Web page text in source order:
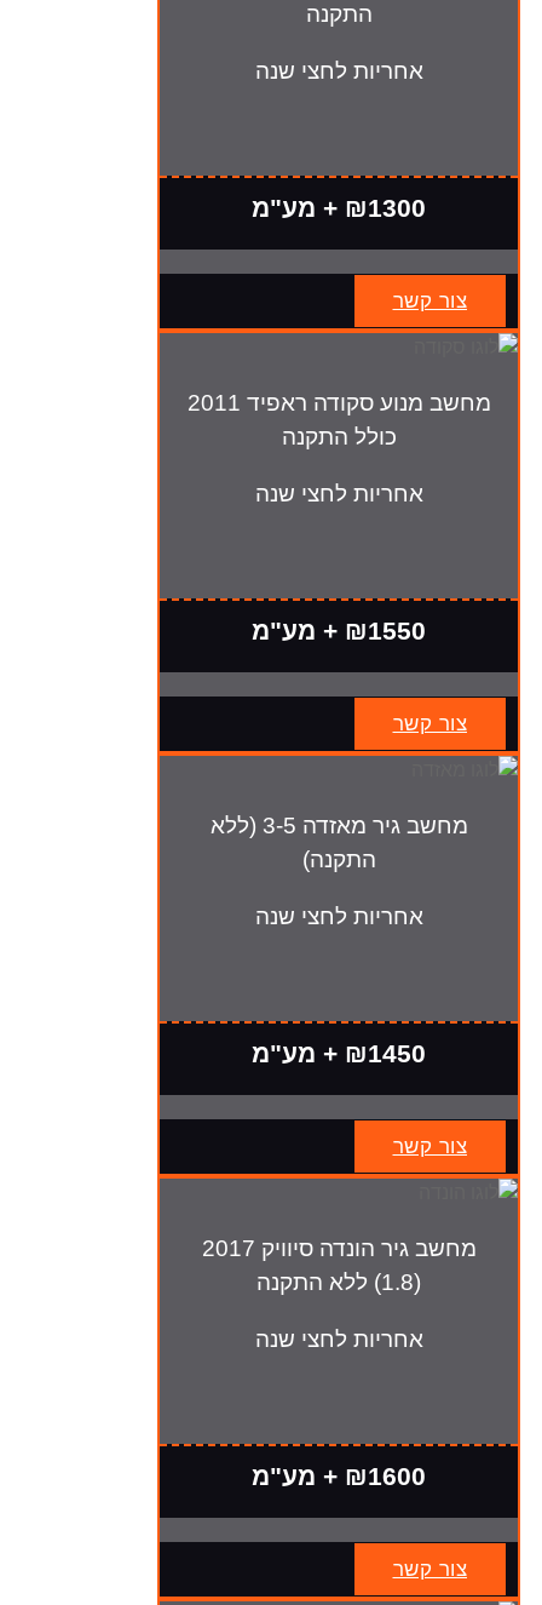
התקנה
אחריות לחצי שנה
₪1300 + מע"מ
צור קשר
מחשב מנוע סקודה ראפיד 2011
כולל התקנה
אחריות לחצי שנה
₪1550 + מע"מ
צור קשר
מחשב גיר מאזדה 3-5 (ללא
התקנה)
אחריות לחצי שנה
₪1450 + מע"מ
צור קשר
מחשב גיר הונדה סיוויק 2017
(1.8) ללא התקנה
אחריות לחצי שנה
₪1600 + מע"מ
צור קשר